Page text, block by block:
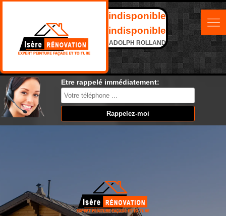
indisponible
indisponible
ADOLPH ROLLAND
Etre rappelé immédiatement: